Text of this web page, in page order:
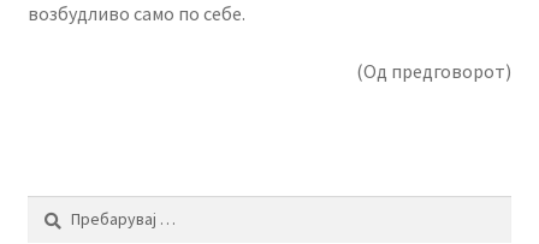
возбудливо само по себе.
(Од предговорот)
Пребарувај